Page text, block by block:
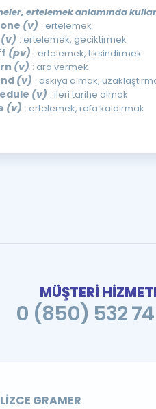
ertelemek anlamında
(v) : ertelemek
(v) : ertelemek, geciktirmek
(pv) : ertelemek, tiksindirmek
(v) : ara vermek
(v) : askıya almak,
(v) : ileri tarihe almak
(v) : ertelemek, rafa kaldırmak
MÜŞTERİ
0 (850) 532
GRAMER